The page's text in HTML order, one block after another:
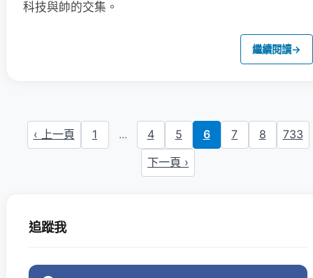
科技與帥的交集。
繼續閱讀→
‹ 上一頁 1 ... 4 5 6 7 8
733
下一頁 ›
追蹤我